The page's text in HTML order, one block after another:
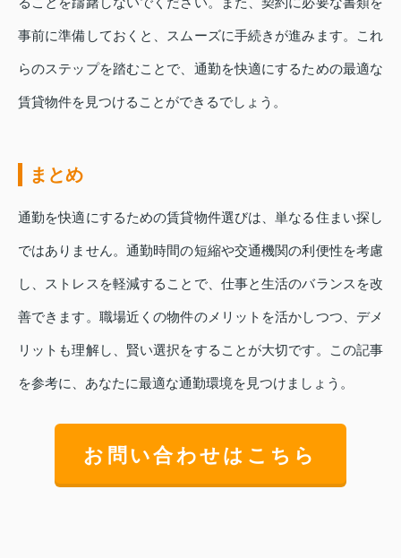
事前に準備しておくと、スムーズに手続きが進みます。これ
らのステップを踏むことで、通勤を快適にするための最適な
賃貸物件を見つけることができるでしょう。
まとめ
通勤を快適にするための賃貸物件選びは、単なる住まい探し
ではありません。通勤時間の短縮や交通機関の利便性を考慮
し、ストレスを軽減することで、仕事と生活のバランスを改
善できます。職場近くの物件のメリットを活かしつつ、デメ
リットも理解し、賢い選択をすることが大切です。この記事
を参考に、あなたに最適な通勤環境を見つけましょう。
お問い合わせはこちら